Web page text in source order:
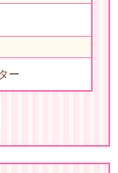
ー